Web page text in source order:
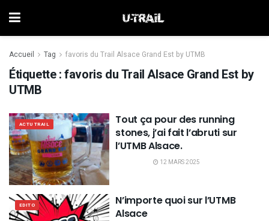
Accueil Tag favoris du Trail Alsace Grand Est by UTMB
Étiquette :favoris du Trail Alsace Grand Est by
UTMB
ACTU TRAIL
Tout ça pour des running
stones, j’ai fait l’abruti sur
l’UTMB Alsace.
12 MARS 2025
EDITO
N’importe quoi sur l’UTMB
Alsace